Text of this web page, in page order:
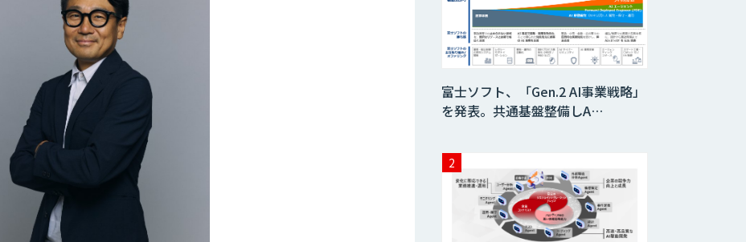
AIコール
ログミーツ
powered by
GPT-4
富士ソフト、「Gen.2 AI事業戦略」
を発表。共通基盤整備しA…